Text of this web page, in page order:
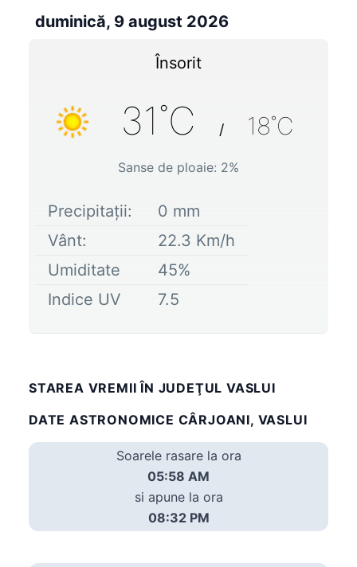
duminică, 9 august 2026
Însorit
31˚C / 18˚C
Sanse de ploaie: 2%
Precipitații: 0 mm
Vânt:
22.3 Km/h
Umiditate
45%
Indice UV
7.5
STAREA VREMII ÎN JUDEŢUL VASLUI
DATE ASTRONOMICE CÂRJOANI, VASLUI
Soarele rasare la ora
05:58 AM
si apune la ora
08:32 PM